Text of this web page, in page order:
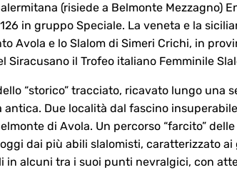
(risiede a Belmonte Mezzagno)
in gruppo Speciale. La veneta e la
Avola e lo Slalom di Simeri Crichi, in
Siracusano il Trofeo italiano Femminile
“storico” tracciato, ricavato lungo una
antica. Due località dal fascino
di Avola. Un percorso “farcito”
dai più abili slalomisti, caratterizzato
in alcuni tra i suoi punti nevralgici, con